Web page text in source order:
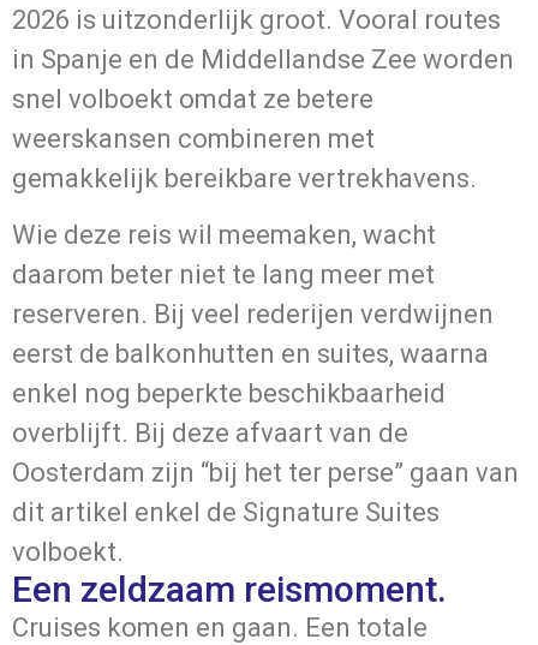
2026 is uitzonderlijk groot. Vooral routes
in Spanje en de Middellandse Zee worden
snel volboekt omdat ze betere
weerskansen combineren met
gemakkelijk bereikbare vertrekhavens.
Wie deze reis wil meemaken, wacht
daarom beter niet te lang meer met
reserveren. Bij veel rederijen verdwijnen
eerst de balkonhutten en suites, waarna
enkel nog beperkte beschikbaarheid
overblijft. Bij deze afvaart van de
Oosterdam zijn “bij het ter perse” gaan van
dit artikel enkel de Signature Suites
volboekt.
Een zeldzaam reismoment.
Cruises komen en gaan. Een totale